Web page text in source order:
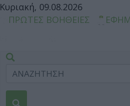
Κυριακή, 09.08.2026
ΠΡΩΤΕΣ ΒΟΗΘΕΙΕΣ